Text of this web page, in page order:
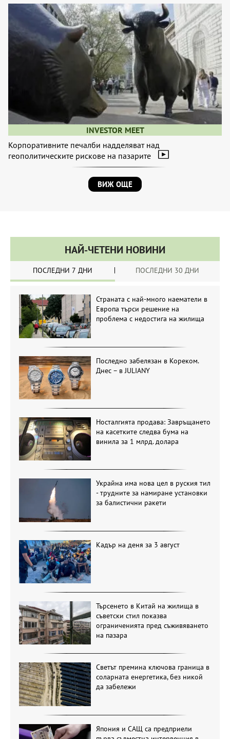
INVESTOR MEET
Корпоративните печалби надделяват над
геополитическите рискове на пазарите
ВИЖ ОЩЕ
НАЙ-ЧЕТЕНИ НОВИНИ
ПОСЛЕДНИ 7 ДНИ ПОСЛЕДНИ 30 ДНИ
Страната с най-много наематели в
Европа търси решение на
проблема с недостига на жилища
Последно забелязан в Кореком.
Днес – в JULIANY
Носталгията продава: Завръщането
на касетките следва бума на
винила за 1 млрд. долара
Украйна има нова цел в руския тил
- трудните за намиране установки
за балистични ракети
Кадър на деня за 3 август
Търсенето в Китай на жилища в
съветски стил показва
ограниченията пред съживяването
на пазара
Светът премина ключова граница в
соларната енергетика, без никой
да забележи
Япония и САЩ са предприели